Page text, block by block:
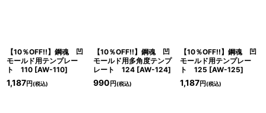
【10％OFF!!】鋼魂 凹
モールド用テンプレー
ト 110 [AW-110]
1,187円(税込)
【10％OFF!!】鋼魂 凹
モールド用多角度テンプ
レート 124 [AW-124]
990 円(税込)
【10％OFF!!】鋼魂 凹
モールド用テンプレー
ト 125 [AW-125]
1,187円(税込)